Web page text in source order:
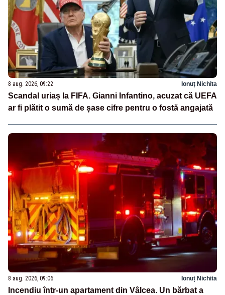
8 aug. 2026, 09:22 Ionuț Nichita
Scandal uriaș la FIFA. Gianni Infantino, acuzat că UEFA
ar fi plătit o sumă de șase cifre pentru o fostă angajată
8 aug. 2026, 09:06 Ionuț Nichita
Incendiu într-un apartament din Vâlcea. Un bărbat a